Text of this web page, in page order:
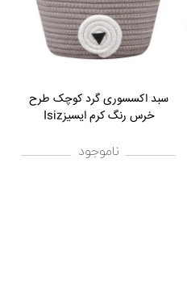
سبد اکسسوری گرد کوچک طرح
خرس رنگ کرم ایسیزIsiz
ناموجود